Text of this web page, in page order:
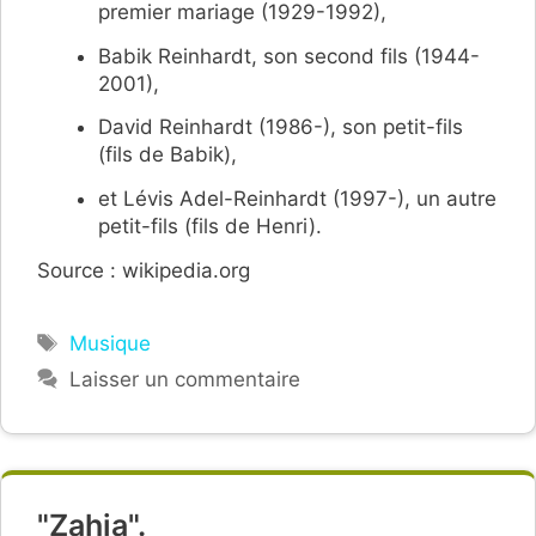
premier mariage (1929-1992),
Babik Reinhardt, son second fils (1944-
2001),
David Reinhardt (1986-), son petit-fils
(fils de Babik),
et Lévis Adel-Reinhardt (1997-), un autre
petit-fils (fils de Henri).
Source : wikipedia.org
Étiquettes
Musique
Laisser un commentaire
"Zahia".